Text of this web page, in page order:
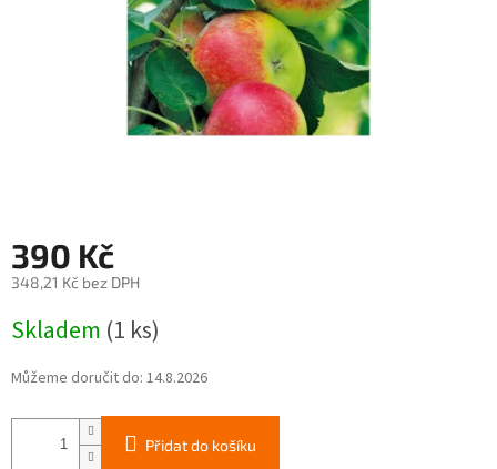
390 Kč
348,21 Kč bez DPH
cena:
Skladem (1 ks)
Můžeme doručit do: 14.8.2026
Přidat do košíku